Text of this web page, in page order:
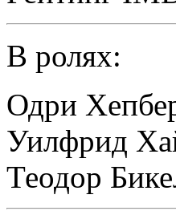
В ролях:
Одри
Уилфрид
Теодор